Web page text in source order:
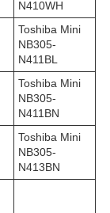
N410WH
Toshiba Mini
NB305-
N411BL
Toshiba Mini
NB305-
N411BN
Toshiba Mini
NB305-
N413BN